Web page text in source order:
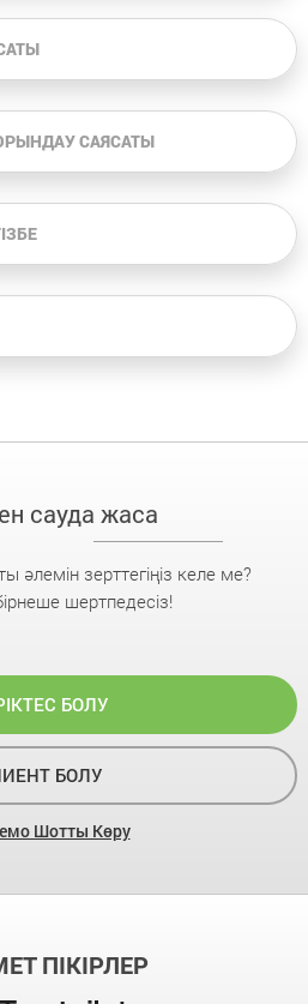
САЯСАТЫ
сауда жаса
әлемін зерттегіңіз келе ме?
шертпедесіз!
БОЛУ
БОЛУ
Шотты Көру
ПІКІРЛЕР